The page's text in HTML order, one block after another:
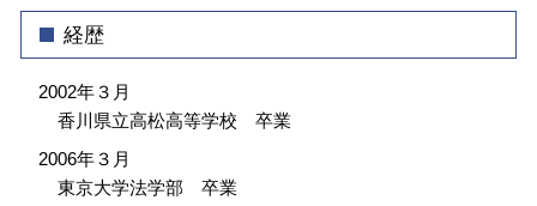
経歴
2002年３月
香川県立高松高等学校 卒業
2006年３月
東京大学法学部 卒業